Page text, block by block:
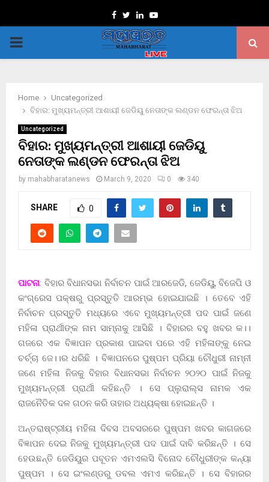
Facebook
TwitterLinkedinYoutube
PRIMARY
Home
Uncategorized
ବିହାର: ମୁଖ୍ୟମନ୍ତ୍ରୀ ଆଶାୟୀ ଜେଡିୟୁ ନେତାଙ୍କ ଲଣ୍ଡନ ଫେରନ୍ତା ଝିଅ
Uncategorized
ବିହାର: ମୁଖ୍ୟମନ୍ତ୍ରୀ ଆଶାୟୀ ଜେଡିୟୁ
ନେତାଙ୍କ ଲଣ୍ଡନ ଫେରନ୍ତା ଝିଅ
by mahabharatanews March 9, 2020 0 340
SHARE 0
ପାଟନା: ବିହାର ବିଧାନସଭା ନିର୍ବାଚନ ପାଇଁ ଆରଜେଡି, ଜେଡିୟୁ, ବିଜେପି ଓ
କଂଗ୍ରେସ ପକ୍ଷରୁ ପ୍ରସ୍ତୁତି ଆରମ୍ଭ ହୋଇଯାଇଛି । ତେବେ ଏହି
ନିର୍ବାଚନ ପ୍ରସ୍ତୁତି ମଧ୍ୟରେ ଏବେ ମୁଖ୍ୟମନ୍ତ୍ରୀ ପଦ ପାଇଁ ଜଣେ
ମହିଳା ପ୍ରାର୍ଥୀଙ୍କ ନାମ ସାମ୍ନାକୁ ଆସିଛି । ବିହାରର ବହୁ ଖବର କ।।
ଗଜରେ ଏକ ବିଜ୍ଞାପନ ପ୍ରକାଶ ପାଇବା ପରେ ଏହି ମହିଳାଙ୍କୁ ନେଇ
ଚର୍ଚ୍ଚା ଜେ।।ର ଧରିଛି । ବିଜ୍ଞାପନରେ ପୁଷ୍ପମ ପ୍ରିୟା ଚୌଧୁରୀ ନାମ୍ନୀ
ଜଣେ ମହିଳା ନିଜକୁ ବିହାର ବିଧାନସଭା ନିର୍ବାଚନ ୨୦୨୦ ପାଇଁ ନିଜକୁ
ମୁଖ୍ୟମନ୍ତ୍ରୀ ପ୍ରାର୍ଥୀ କହିଛନ୍ତି । ସେ ପ୍ଲୁରାଲ୍ସ ନାମକ ଏକ
ରାଜନୈତିକ ଦଳ ଗଠନ କରି ତାହାର ଅଧ୍ୟକ୍ଷା ହୋଇଛନ୍ତି ।
ଅନ୍ତରାଷ୍ଟ୍ରୀୟ ମହିଳା ଦିବସ ଅବସରରେ ପୁଷ୍ପମ ଖବର କାଗଜରେ
ବିଜ୍ଞାପନ ଦେଇ ନିଜକୁ ମୁଖ୍ୟମନ୍ତ୍ରୀ ପଦ ପାଇଁ ଦାବି କରିଛନ୍ତି । ସେ
ହେଉଛନ୍ତି ଜେଡିୟୁର ପବୂତନ ଏମଏଲସି ବିନୋଦ ଚୌଧୁରୀଙ୍କ କନ୍ୟା
ପୁଷ୍ପମ । ସେ ଇଂଲଣ୍ଡରୁ ଡବଲ ଏମଏ କରିଛନ୍ତି । ସେ ବିହାରର